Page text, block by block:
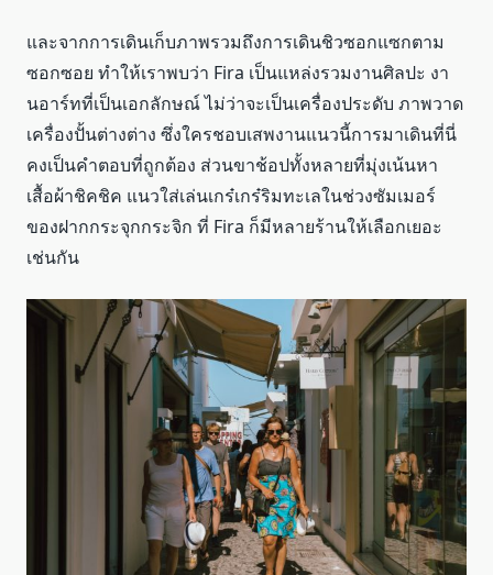
และจากการเดินเก็บภาพรวมถึงการเดินชิวซอกแซกตาม
ซอกซอย ทำให้เราพบว่า Fira เป็นแหล่งรวมงานศิลปะ งา
นอาร์ทที่เป็นเอกลักษณ์ ไม่ว่าจะเป็นเครื่องประดับ ภาพวาด
เครื่องปั้นต่างต่าง ซึ่งใครชอบเสพงานแนวนี้การมาเดินที่นี่
คงเป็นคำตอบที่ถูกต้อง ส่วนขาช้อปทั้งหลายที่มุ่งเน้นหา
เสื้อผ้าชิคชิค แนวใส่เล่นเกร๋เกร๋ริมทะเลในช่วงซัมเมอร์
ของฝากกระจุกกระจิก ที่ Fira ก็มีหลายร้านให้เลือกเยอะ
เช่นกัน